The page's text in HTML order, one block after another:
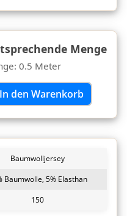
Menge
0.5 Meter
In den Warenkorb
Baumwolljersey
Baumwolle, 5% Elasthan
150